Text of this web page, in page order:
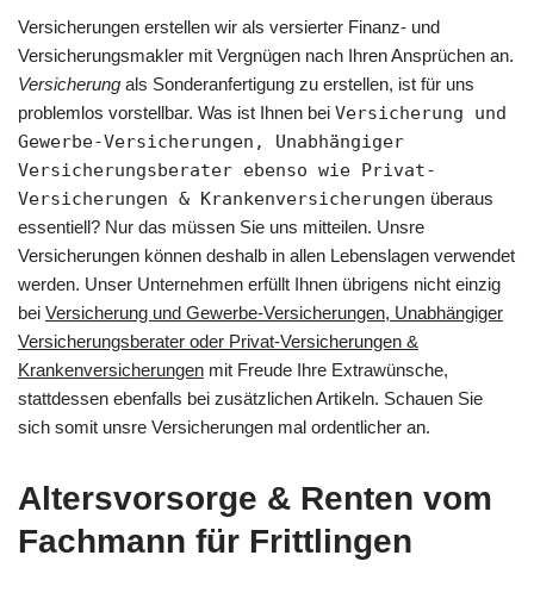
Versicherungen erstellen wir als versierter Finanz- und
Versicherungsmakler mit Vergnügen nach Ihren Ansprüchen an.
Versicherung als Sonderanfertigung zu erstellen, ist für uns
problemlos vorstellbar. Was ist Ihnen bei Versicherung und
Gewerbe-Versicherungen, Unabhängiger
Versicherungsberater ebenso wie Privat-
Versicherungen & Krankenversicherungen überaus
essentiell? Nur das müssen Sie uns mitteilen. Unsre
Versicherungen können deshalb in allen Lebenslagen verwendet
werden. Unser Unternehmen erfüllt Ihnen übrigens nicht einzig
bei Versicherung und Gewerbe-Versicherungen, Unabhängiger
Versicherungsberater oder Privat-Versicherungen &
Krankenversicherungen mit Freude Ihre Extrawünsche,
stattdessen ebenfalls bei zusätzlichen Artikeln. Schauen Sie
sich somit unsre Versicherungen mal ordentlicher an.
Altersvorsorge & Renten vom
Fachmann für Frittlingen